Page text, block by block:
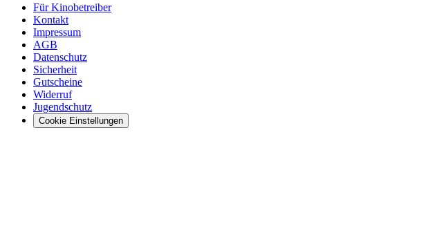
Für Kinobetreiber
Kontakt
Impressum
AGB
Datenschutz
Sicherheit
Gutscheine
Widerruf
Jugendschutz
Cookie Einstellungen